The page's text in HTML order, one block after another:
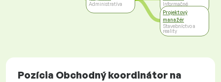
Administratíva
Informačné
technológie
Projektový
manažér
Stavebníctvo a
reality
Pozícia Obchodný koordinátor na